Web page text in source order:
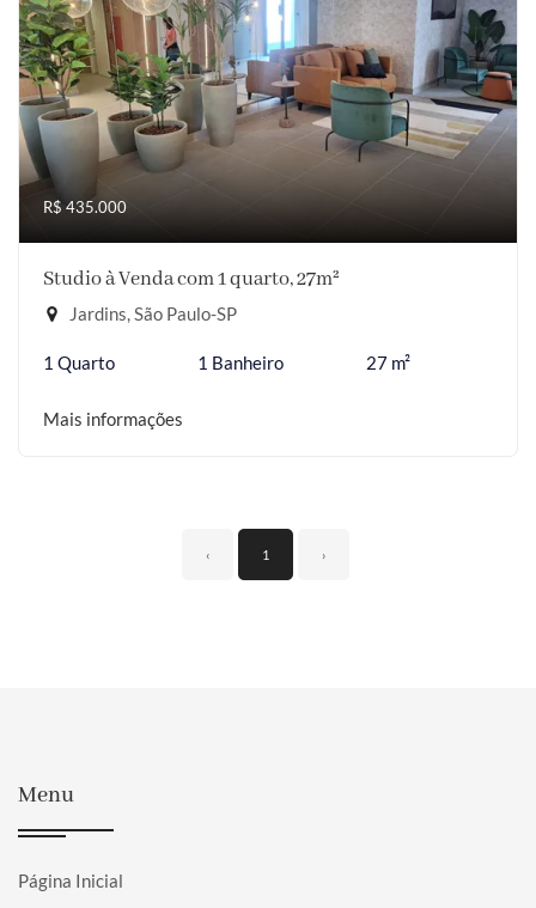
R$ 435.000
Studio à Venda com 1 quarto, 27m²
Jardins, São Paulo-SP
1 Quarto 1 Banheiro 27 m²
Mais informações
‹ 1 ›
Menu
Página Inicial